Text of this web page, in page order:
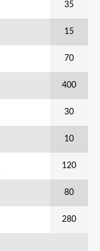
35
15
70
400
30
10
120
80
280